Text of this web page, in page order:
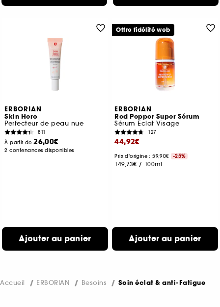
ERBORIAN
Skin Hero
Perfecteur de peau nue
811
À partir de26,00€
2 contenances disponibles
Ajouter au panier
ERBORIAN
Red Pepper Super Sérum
Sérum Eclat Visage
127
44,92€
Prix d'origine : 59,90€ -25%
149,73€ / 100ml
Ajouter au panier
Offre fidélité web
Accueil ERBORIAN Besoins Soin éclat & anti-Fatigue